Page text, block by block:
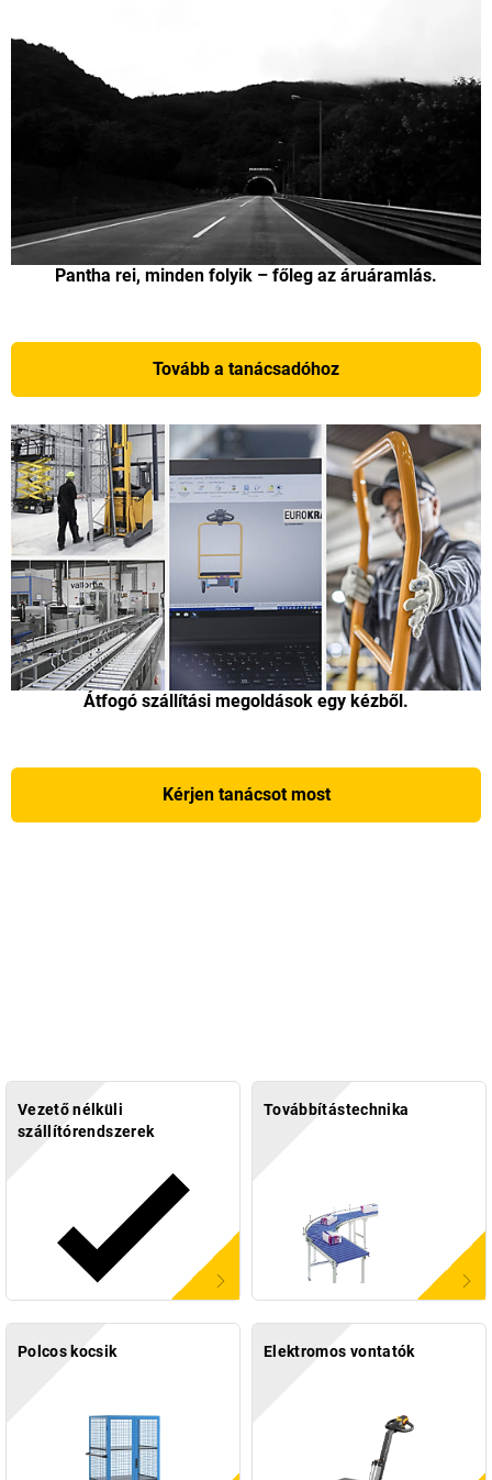
Pantha rei, minden folyik – főleg az áruáramlás.
Tovább a tanácsadóhoz
Átfogó szállítási megoldások egy kézből.
Kérjen tanácsot most
Vezető nélküli
szállítórendszerek
Továbbítástechnika
Polcos kocsik Elektromos vontatók